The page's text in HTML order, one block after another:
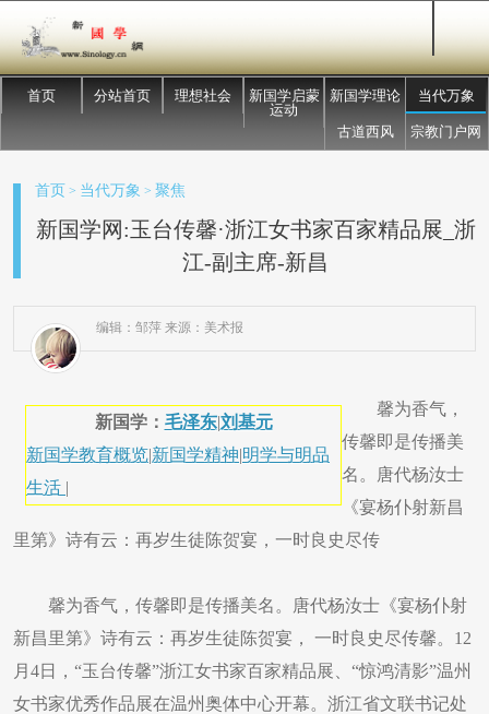
首页 分站首页 理想社会
新国学启蒙
运动
新国学理论 当代万象
古道西风 宗教门户网
首页 > 当代万象 > 聚焦
新国学网:玉台传馨·浙江女书家百家精品展_浙
江-副主席-新昌
编辑：邹萍 来源：美术报
新国学： 毛泽东|刘基元
新国学教育概览|新国学精神|明学与明品
生活 |
馨为香气，
传馨即是传播美
名。唐代杨汝士
《宴杨仆射新昌
里第》诗有云：再岁生徒陈贺宴，一时良史尽传
馨为香气，传馨即是传播美名。唐代杨汝士《宴杨仆射
新昌里第》诗有云：再岁生徒陈贺宴， 一时良史尽传馨。12
月4日，“玉台传馨”浙江女书家百家精品展、“惊鸿清影”温州
女书家优秀作品展在温州奥体中心开幕。浙江省文联书记处